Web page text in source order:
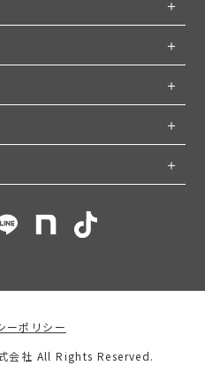
ーポリシー
会社 All Rights Reserved.